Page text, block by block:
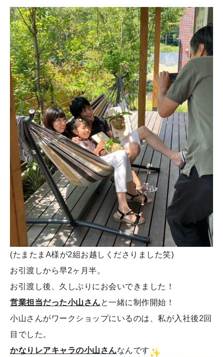
(たまたまA様が2組お越しくださりました笑)
お引渡しから早2ヶ月半。
お引渡し後、久しぶりにお会いできました！
営業担当だった小山さんと一緒に制作開始！
小山さんがワークショップにいるのは、私が入社後2回
目でした。
かなりレアキャラの小山さんなんです